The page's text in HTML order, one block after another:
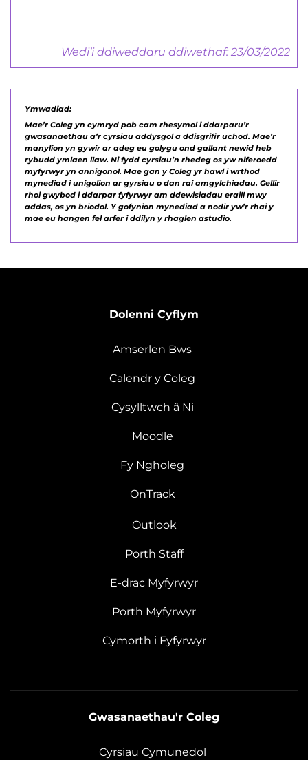
Wedi’i ddiweddaru ddiwethaf: 23/03/2022
Ymwadiad:
Mae’r Coleg yn cymryd pob cam rhesymol i ddarparu’r
gwasanaethau a’r cyrsiau addysgol a ddisgrifir uchod. Mae’r
manylion yn gywir ar adeg eu golygu ond gallant newid heb
rybudd ymlaen llaw. Ni fydd cyrsiau’n rhedeg os yw niferoedd
myfyrwyr yn annigonol. Mae gan y Coleg yr hawl i wrthod
mynediad i unigolion ar gyrsiau o dan rai amgylchiadau. Gellir
rhoi gwybod i ddarpar fyfyrwyr am ddewisiadau eraill mwy
addas, os yn briodol. Y gofynion mynediad a nodir yw’r rhai y
mae eu hangen fel arfer i ddilyn y rhaglen astudio.
Dolenni Cyflym
Amserlen Bws
Calendr y Coleg
Cysylltwch â Ni
Moodle
Fy Ngholeg
OnTrack
Outlook
Porth Staff
E-drac Myfyrwyr
Porth Myfyrwyr
Cymorth i Fyfyrwyr
Gwasanaethau'r Coleg
Cyrsiau Cymunedol